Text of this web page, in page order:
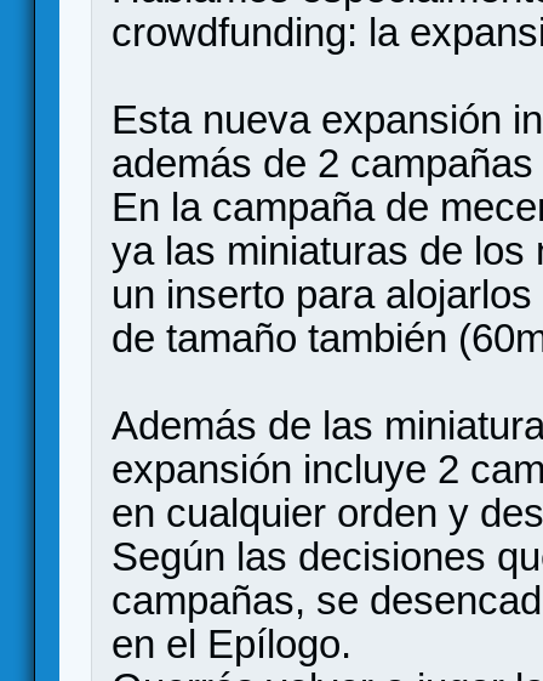
crowdfunding: la
Esta nueva expansión
además de 2
En la campaña de
ya las miniaturas de los
un inserto para
de tamaño también
Además de las
expansión incluye 2
en cualquier orden y
Según las decisiones
campañas, se
en el Epílogo.